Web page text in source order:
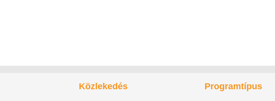
Közlekedés Programtípus